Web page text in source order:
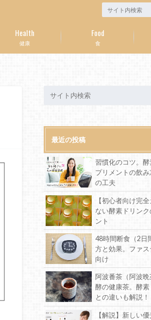
健康
Health
食
Food
最近の投稿
習慣化のコツ。
プリメントの飲
の工夫
【初心者向け完
ない酵素ドリン
ント
48時間断食（2日
方と効果。ファ
向け
阿波番茶（阿波
酵の健康茶。酵
との違いも解説！
【解説】新しい